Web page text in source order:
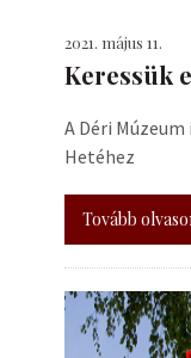
2021. május 11.
Keressük
A Déri
Hetéhez
Tovább